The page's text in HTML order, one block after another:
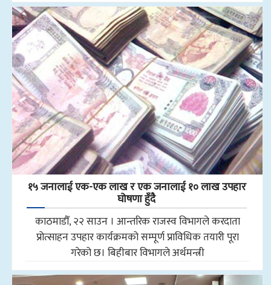
१५ जनालाई एक-एक लाख र एक जनालाई १० लाख उपहार
घोषणा हुँदै
काठमाडौँ, २२ साउन । आन्तरिक राजस्व विभागले करदाता
प्रोत्साहन उपहार कार्यक्रमको सम्पूर्ण प्राविधिक तयारी पूरा
गरेको छ। बिहीबार विभागले अर्थमन्त्री